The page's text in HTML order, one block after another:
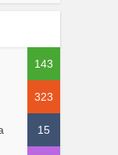
143
323
15